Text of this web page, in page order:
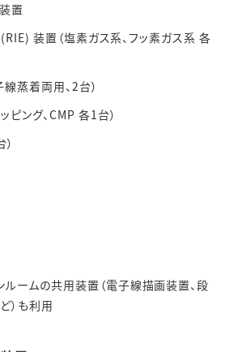
置
装置（塩素ガス系、フッ素ガス系 各
蒸着両用、2台）
ング、CMP 各1台）
ームの共用装置（電子線描画装置、段
）も利用